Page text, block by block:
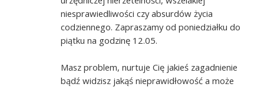
niesprawiedliwości czy absurdów życia
codziennego. Zapraszamy od poniedziałku do
piątku na godzinę 12.05.
Masz problem, nurtuje Cię jakieś zagadnienie
bądź widzisz jakąś nieprawidłowość a może